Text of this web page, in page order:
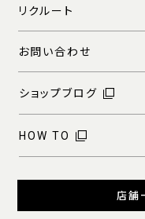
リクルート
お問い合わせ
ショップブログ
HOW TO
店舗